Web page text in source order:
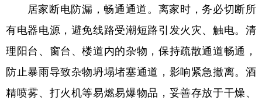
辽宁 吉林 上海 江苏
山东 河南 湖北 湖南
广东 广西 海南 重庆
居家断电防漏，畅通通道。离家时，务必切断所
有电器电源，避免线路受潮短路引发火灾、触电。清
理阳台、窗台、楼道内的杂物，保持疏散通道畅通，
防止暴雨导致杂物坍塌堵塞通道，影响紧急撤离。酒
精喷雾、打火机等易燃易爆物品，妥善存放于干燥、